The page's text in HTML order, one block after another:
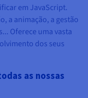
em JavaScript.
a animação, a gestão
Oferece uma vasta
dos seus
as nossas